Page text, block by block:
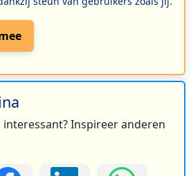
interessant? Inspireer anderen